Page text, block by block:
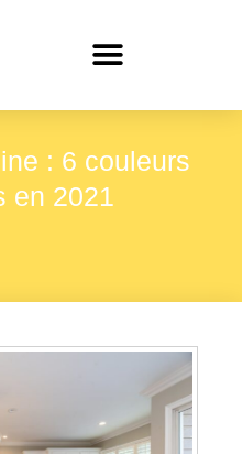
: 6 couleurs
en 2021